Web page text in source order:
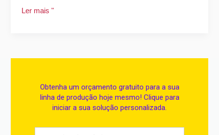
Ler mais "
Obtenha um orçamento gratuito para a sua
linha de produção hoje mesmo! Clique para
iniciar a sua solução personalizada.